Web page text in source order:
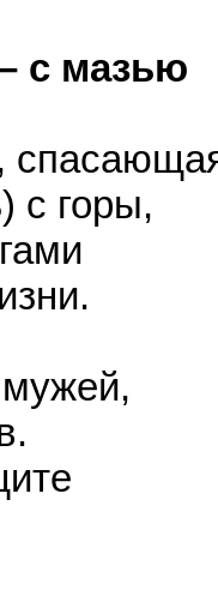
с мазью
с горы,